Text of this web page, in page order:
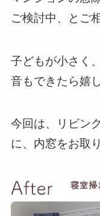
ご検討中、とご
子どもが小さく
音もできたら嬉
今回は、リビン
に、内窓をお取